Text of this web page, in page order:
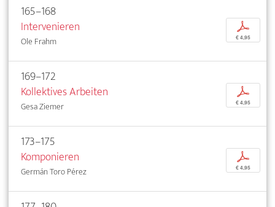
165–168
Intervenieren
Ole Frahm
p
€ 4,95
169–172
Kollektives Arbeiten
Gesa Ziemer
p
€ 4,95
173–175
Komponieren
Germán Toro Pérez
p
€ 4,95